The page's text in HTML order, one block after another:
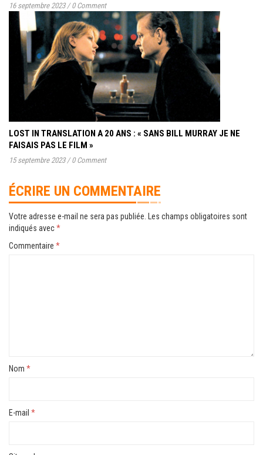
16 septembre 2023 / 0 Comment
LOST IN TRANSLATION A 20 ANS : « SANS BILL MURRAY JE NE
FAISAIS PAS LE FILM »
15 septembre 2023 / 0 Comment
ÉCRIRE UN COMMENTAIRE
Votre adresse e-mail ne sera pas publiée.
Les champs obligatoires sont
indiqués avec*
Commentaire *
Nom *
E-mail *